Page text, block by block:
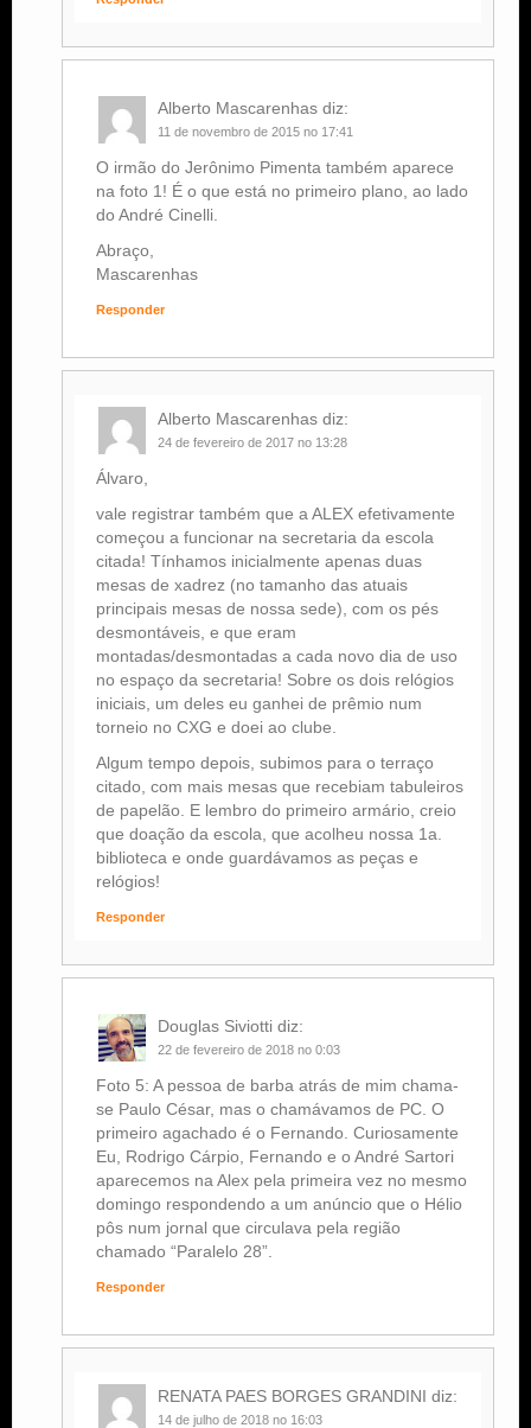
Alberto Mascarenhas diz:
11 de novembro de 2015 no 17:41
O irmão do Jerônimo Pimenta também aparece
na foto 1! É o que está no primeiro plano, ao lado
do André Cinelli.
Abraço,
Mascarenhas
Responder
Alberto Mascarenhas diz:
24 de fevereiro de 2017 no 13:28
Álvaro,
vale registrar também que a ALEX efetivamente
começou a funcionar na secretaria da escola
citada! Tínhamos inicialmente apenas duas
mesas de xadrez (no tamanho das atuais
principais mesas de nossa sede), com os pés
desmontáveis, e que eram
montadas/desmontadas a cada novo dia de uso
no espaço da secretaria! Sobre os dois relógios
iniciais, um deles eu ganhei de prêmio num
torneio no CXG e doei ao clube.
Algum tempo depois, subimos para o terraço
citado, com mais mesas que recebiam tabuleiros
de papelão. E lembro do primeiro armário, creio
que doação da escola, que acolheu nossa 1a.
biblioteca e onde guardávamos as peças e
relógios!
Responder
Douglas Siviotti diz:
22 de fevereiro de 2018 no 0:03
Foto 5: A pessoa de barba atrás de mim chama-
se Paulo César, mas o chamávamos de PC. O
primeiro agachado é o Fernando. Curiosamente
Eu, Rodrigo Cárpio, Fernando e o André Sartori
aparecemos na Alex pela primeira vez no mesmo
domingo respondendo a um anúncio que o Hélio
pôs num jornal que circulava pela região
chamado “Paralelo 28”.
Responder
RENATA PAES BORGES GRANDINI diz:
14 de julho de 2018 no 16:03